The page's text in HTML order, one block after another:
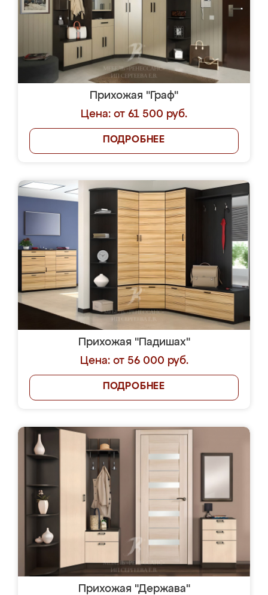
Прихожая "Граф"
Цена: от 61 500 руб.
ПОДРОБНЕЕ
Прихожая "Падишах"
Цена: от 56 000 руб.
ПОДРОБНЕЕ
Прихожая "Держава"